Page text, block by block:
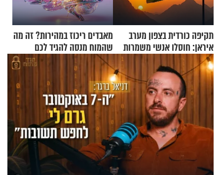
תקיפה כורדית בצפון מערב
איראן: חוסלו אנשי משמרות
המהפכה
מאבדים ריכוז במהירות? זה מה
שהמוח מנסה להגיד לכם